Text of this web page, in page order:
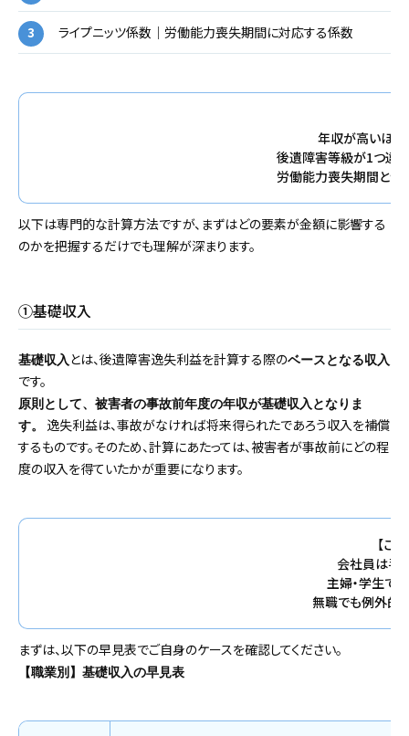
ライプニッツ係数｜労働能力喪失期間に対応する係数
年収が高いほ
後遺障害等級が1つ違
労働能力喪失期間とラ
以下は専門的な計算方法ですが、まずはどの要素が金額に影響する
のかを把握するだけでも理解が深まります。
①基礎収入
基礎収入 とは、後遺障害逸失利益を計算する際のベースとなる収入
です。
原則として、被害者の事故前年度の年収が基礎収入となりま
す。
逸失利益は、事故がなければ将来得られたであろう収入を補償
するものです。そのため、計算にあたっては、被害者が事故前にどの程
度の収入を得ていたかが重要になります。
【こ
会社員は手
主婦・学生で
無職でも例外的
まずは、以下の早見表でご自身のケースを確認してください。
【職業別】基礎収入の早見表